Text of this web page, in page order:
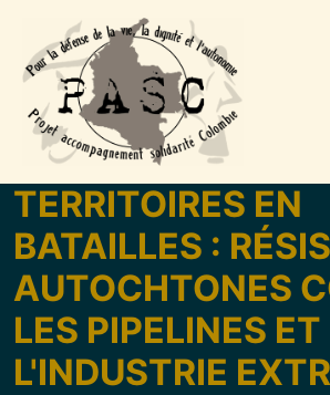
Aller au contenu principal
TERRITOIRES EN
BATAILLES :
AUTOCHTONES
LES PIPELINES ET
L'INDUSTRIE